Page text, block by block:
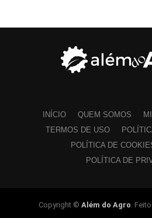
INÍCIO QUEM SOMOS
TERMOS DE USO
POLÍTICA DE
POLÍTICA DE
Copyright ©Além do Agro.